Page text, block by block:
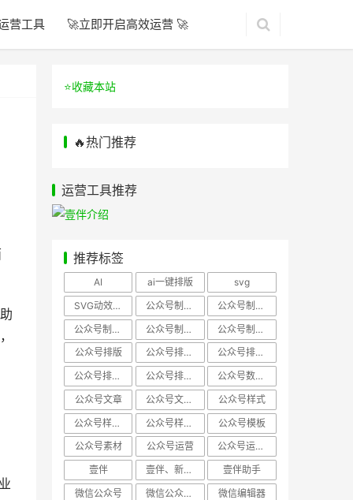
营工具 🚀立即开启高效运营 🚀
⭐️收藏本站
🔥热门推荐
运营工具推荐
推荐标签
AI ai一键排版
svg
SVG动效样式
公众号制作、公众号排版
公众号制作、公众号模板
公众号制作、微信编辑器
公众号制作，公众号排版
公众号制作，公众号排版、微信编辑器
公众号排版
公众号排版，公众号模板
公众号排版，公众号素材
公众号排版，微信编辑器
公众号排版，排版样式
公众号数据分析
公众号文章
公众号文章、公众号运营
公众号样式
公众号样式，微信公众号排版
公众号样式，微信编辑器
公众号模板
公众号素材
公众号运营
公众号运营，公众号编辑器
壹伴
壹伴、新媒体运营
壹伴助手
微信公众号
微信公众号，样式模板、公众号样式 微信编辑器